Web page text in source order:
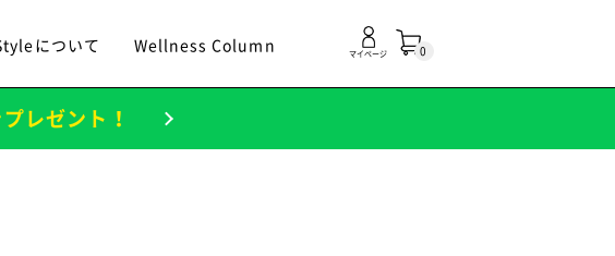
について Wellness Column 0
マイページ
レゼント！